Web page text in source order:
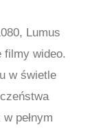
Lumus
filmy wideo.
w świetle
pełnym